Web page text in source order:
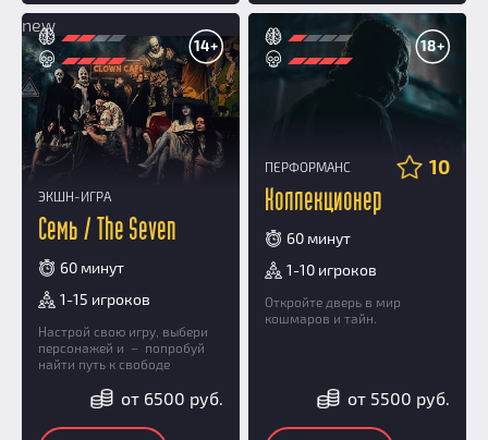
14+
new
ЭКШН-ИГРА
Семь / The Seven
60 минут
1-15 игроков
Настрой свою игру, выбери
персонажей и – попробуй
найти путь к свободе
от 6500 руб.
18+
ПЕРФОРМАНС 10
Коллекционер
60 минут
1-10 игроков
Откройте дверь в мир
кошмаров и тайн.
от 5500 руб.